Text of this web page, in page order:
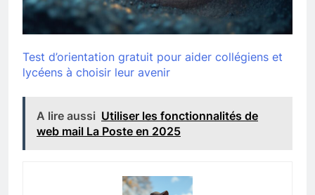
Test d’orientation gratuit pour aider collégiens et
lycéens à choisir leur avenir
A lire aussi Utiliser les fonctionnalités de
web mail La Poste en 2025